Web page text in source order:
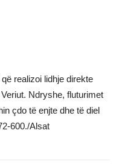
realizoi lidhje direkte
Ndryshe, fluturimet
çdo të enjte dhe të diel
600./Alsat